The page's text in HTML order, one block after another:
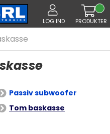
LOG IND PRODUKTER
Passiv subwoofer
Tom baskasse